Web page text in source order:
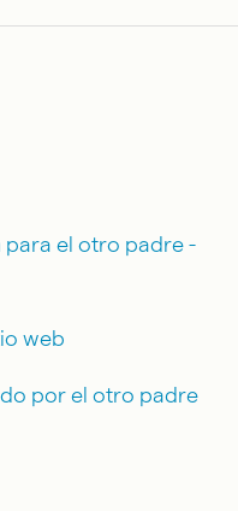
el otro padre -
web
por el otro padre